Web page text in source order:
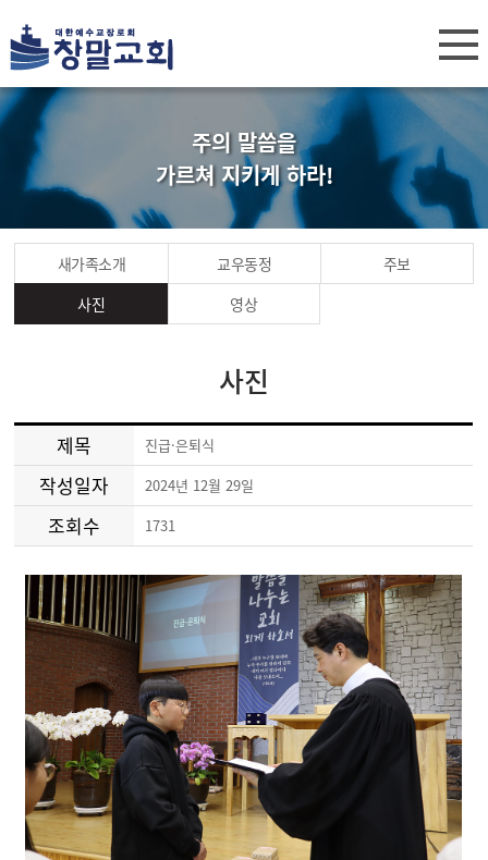
주의 말씀을
가르쳐 지키게 하라!
새가족소개 교우동정
주보
사진
영상
사진
제목 진급·은퇴식
작성일자 2024년 12월 29일
조회수 1731